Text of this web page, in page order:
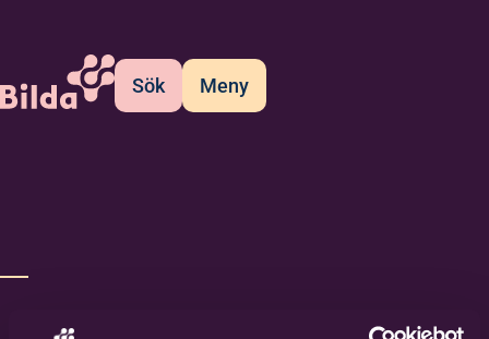
Sök Meny